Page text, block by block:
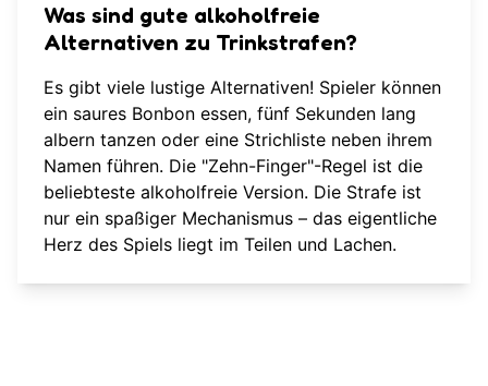
Was sind gute alkoholfreie
Alternativen zu Trinkstrafen?
Es gibt viele lustige Alternativen! Spieler können
ein saures Bonbon essen, fünf Sekunden lang
albern tanzen oder eine Strichliste neben ihrem
Namen führen. Die "Zehn-Finger"-Regel ist die
beliebteste alkoholfreie Version. Die Strafe ist
nur ein spaßiger Mechanismus – das eigentliche
Herz des Spiels liegt im Teilen und Lachen.